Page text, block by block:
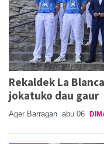
Rekaldek La
jokatuko dau gaur
Ager Barragan abu 06